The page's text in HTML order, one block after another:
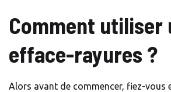
Comment utiliser
efface-rayures ?
Alors avant de commencer, fiez-vous